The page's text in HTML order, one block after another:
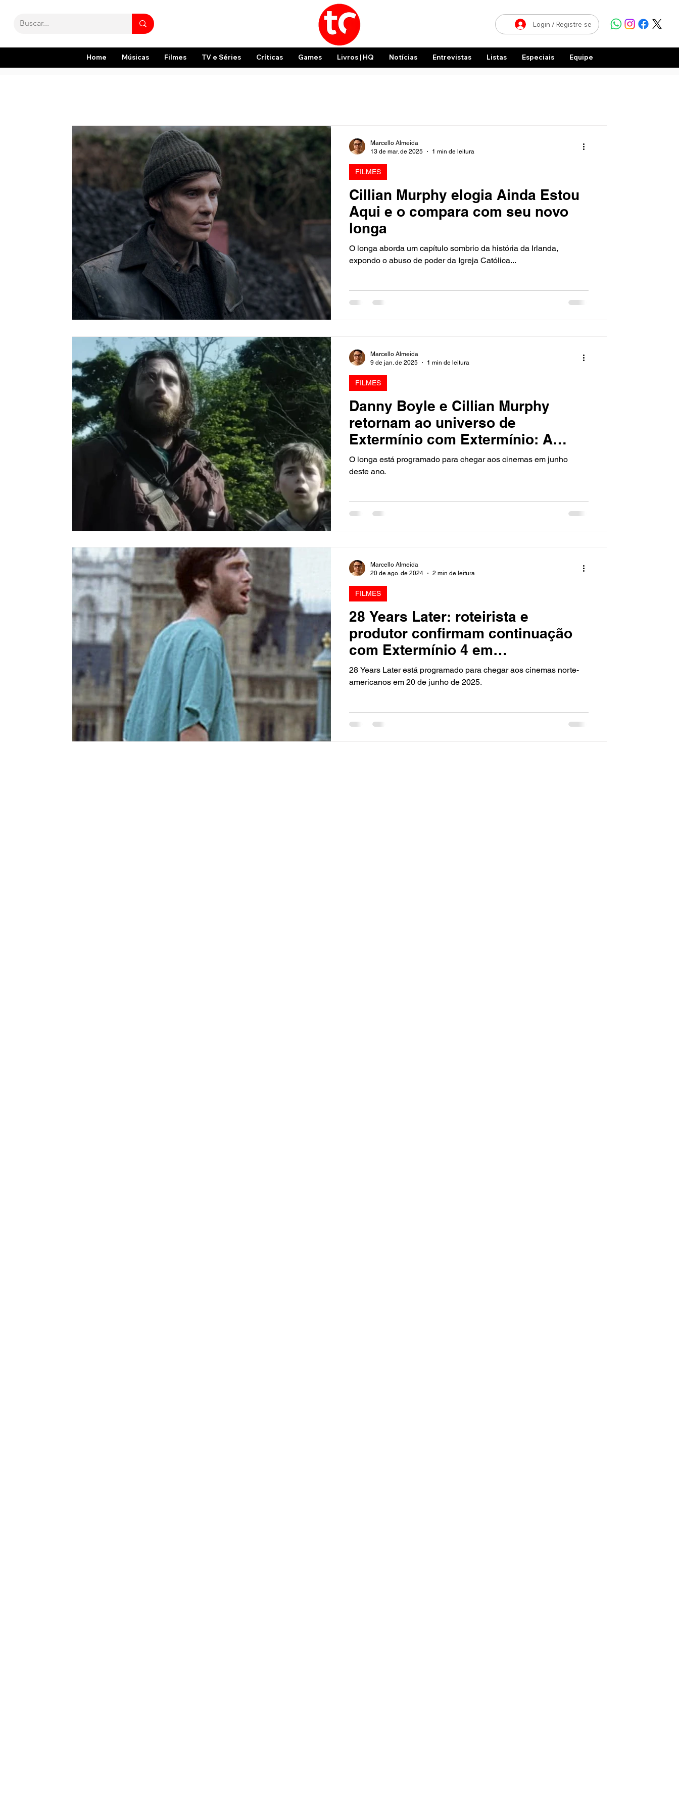
Login / Registre-se
Home Músicas Filmes TV e Séries Críticas Games Livros | HQ Notícias Entrevistas Listas Especiais Equipe
Cillian Murphy elogia Ainda Estou
Aqui e o compara com seu novo
longa
O longa aborda um capítulo sombrio da história da Irlanda,
expondo o abuso de poder da Igreja Católica...
FILMES
Marcello Almeida
13 de mar. de 2025
1 min de leitura
Danny Boyle e Cillian Murphy
retornam ao universo de
Extermínio com Extermínio: A
Evolução
O longa está programado para chegar aos cinemas em junho
deste ano.
FILMES
Marcello Almeida
9 de jan. de 2025
1 min de leitura
28 Years Later: roteirista e
produtor confirmam continuação
com Extermínio 4 em
desenvolvimento
28 Years Later está programado para chegar aos cinemas norte-
americanos em 20 de junho de 2025.
FILMES
Marcello Almeida
20 de ago. de 2024
2 min de leitura